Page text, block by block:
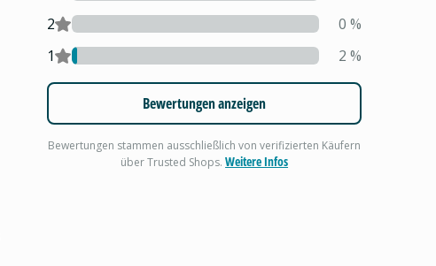
2
0 %
1
2 %
Bewertungen anzeigen
Bewertungen stammen ausschließlich von verifizierten Käufern
über Trusted Shops.Weitere Infos